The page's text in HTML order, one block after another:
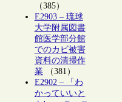
（385）
E2903 – 琉球
大学附属図書
館医学部分館
でのカビ被害
資料の清掃作
業（381）
E2902 – 「わ
かっていいと